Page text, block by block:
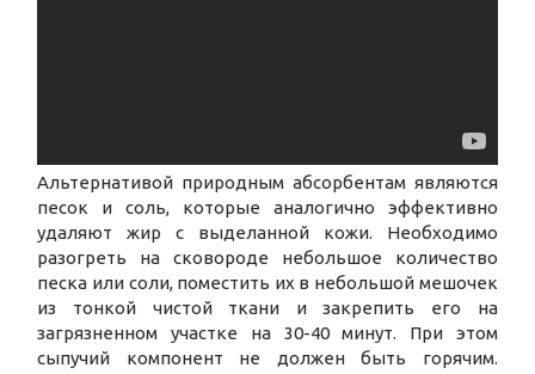
Альтернативой природным абсорбентам являются
песок и соль, которые аналогично эффективно
удаляют жир с выделанной кожи. Необходимо
разогреть на сковороде небольшое количество
песка или соли, поместить их в небольшой мешочек
из тонкой чистой ткани и закрепить его на
загрязненном участке на 30-40 минут. При этом
сыпучий компонент не должен быть горячим.